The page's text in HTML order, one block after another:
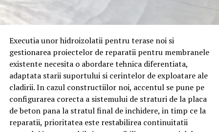
Executia unor hidroizolatii pentru terase noi si
gestionarea proiectelor de reparatii pentru membranele
existente necesita o abordare tehnica diferentiata,
adaptata starii suportului si cerintelor de exploatare ale
cladirii. In cazul constructiilor noi, accentul se pune pe
configurarea corecta a sistemului de straturi de la placa
de beton pana la stratul final de inchidere, in timp ce la
reparatii, prioritatea este restabilirea continuitatii